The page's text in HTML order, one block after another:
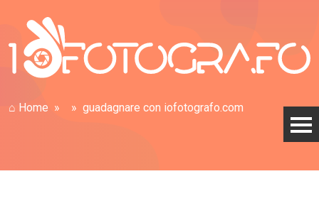
⌂ Home guadagnare con iofotografo.com